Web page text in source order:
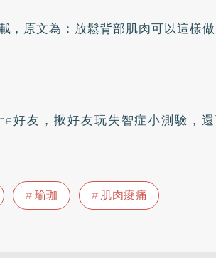
，原文為： 放鬆背部肌肉可以這樣
好友 ，揪好友玩失智症小測驗，
瑜珈 肌肉痠痛